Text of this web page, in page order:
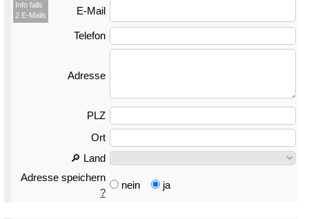
Info falls
2 E-Mails
E-Mail
Telefon
Adresse
PLZ
Ort
🔎 Land
Adresse speichern
?
nein ja